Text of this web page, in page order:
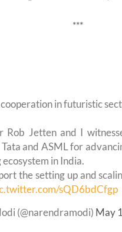
***
in futuristic
Rob Jetten and I
and ASML for
in India.
the setting up and
sQD6bdCfgp
(@narendramodi) May